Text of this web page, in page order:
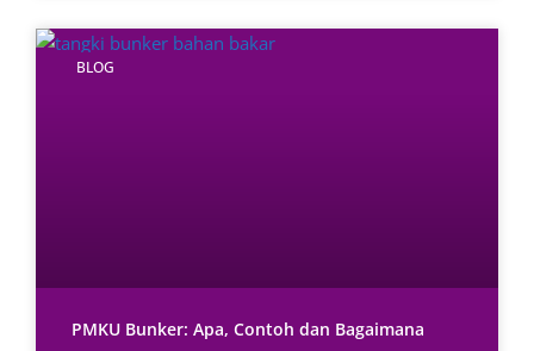
BLOG
PMKU Bunker: Apa, Contoh dan Bagaimana